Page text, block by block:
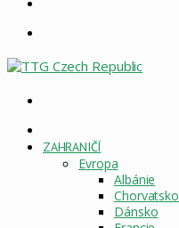
STRÁNKA
ZAHRANIČÍ
Evropa
Albánie
Chorvatsko
Dánsko